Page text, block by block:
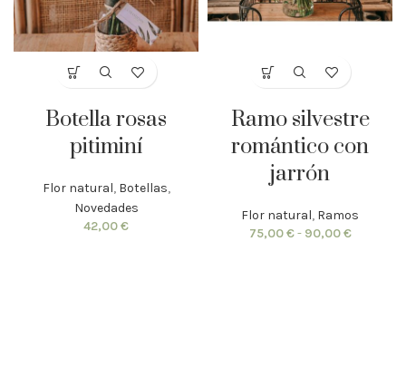
Botella rosas
pitiminí
Flor natural, Botellas,
Novedades
42,00€
Ramo silvestre
romántico con
jarrón
Flor natural, Ramos
75,00€ - 90,00€